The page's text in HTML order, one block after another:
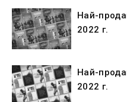
Най-
2022 г.
Най-
2022 г.